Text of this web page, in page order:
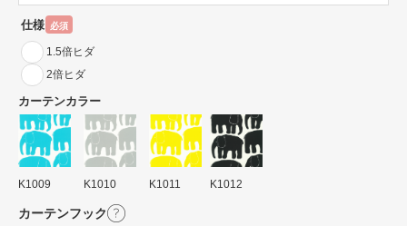
仕様 必須
1.5倍ヒダ
2倍ヒダ
カーテンカラー
K1009 K1010 K1011 K1012
カーテンフック